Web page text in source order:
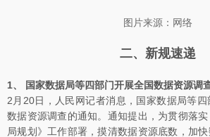
图片来源：网络
二、新规速递
1、 国家数据局等四部门开展全国数据资源调
2月20日，人民网记者消息，国家数据局等
数据资源调查的通知。通知提出，为贯彻落
局规划》工作部署，摸清数据资源底数，加